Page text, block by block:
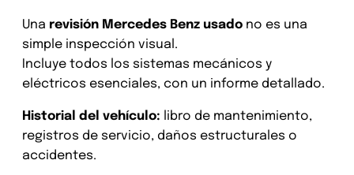
Una revisión Mercedes Benz usado no es una
simple inspección visual.
Incluye todos los sistemas mecánicos y
eléctricos esenciales, con un informe detallado.
Historial del vehículo: libro de mantenimiento,
registros de servicio, daños estructurales o
accidentes.